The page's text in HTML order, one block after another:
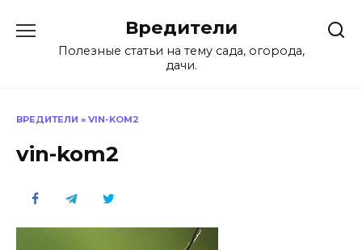
содержанию
Вредители
Полезные статьи на тему сада, огорода,
дачи.
ВРЕДИТЕЛИ » VIN-KOM2
vin-kom2